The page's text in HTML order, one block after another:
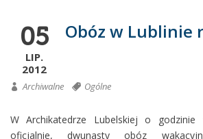
05
LIP.
2012
Obóz w Lublinie
Archiwalne Ogólne
W Archikatedrze Lubelskiej o godzinie
oficjalnie, dwunasty obóz